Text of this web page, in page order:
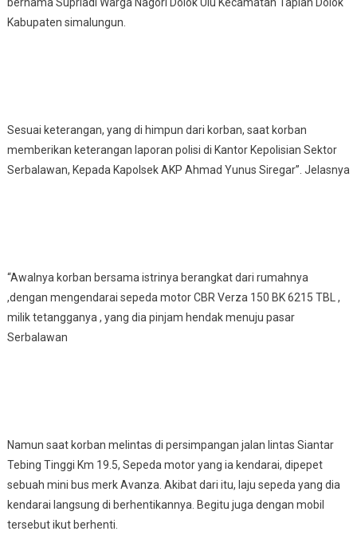
Kabupaten simalungun.
Sesuai keterangan, yang di himpun dari korban, saat korban
memberikan keterangan laporan polisi di Kantor Kepolisian Sektor
Serbalawan, Kepada Kapolsek AKP Ahmad Yunus Siregar”. Jelasnya
“Awalnya korban bersama istrinya berangkat dari rumahnya
,dengan mengendarai sepeda motor CBR Verza 150 BK 6215 TBL ,
milik tetangganya , yang dia pinjam hendak menuju pasar
Serbalawan
Namun saat korban melintas di persimpangan jalan lintas Siantar
Tebing Tinggi Km 19.5, Sepeda motor yang ia kendarai, dipepet
sebuah mini bus merk Avanza. Akibat dari itu, laju sepeda yang dia
kendarai langsung di berhentikannya. Begitu juga dengan mobil
tersebut ikut berhenti.